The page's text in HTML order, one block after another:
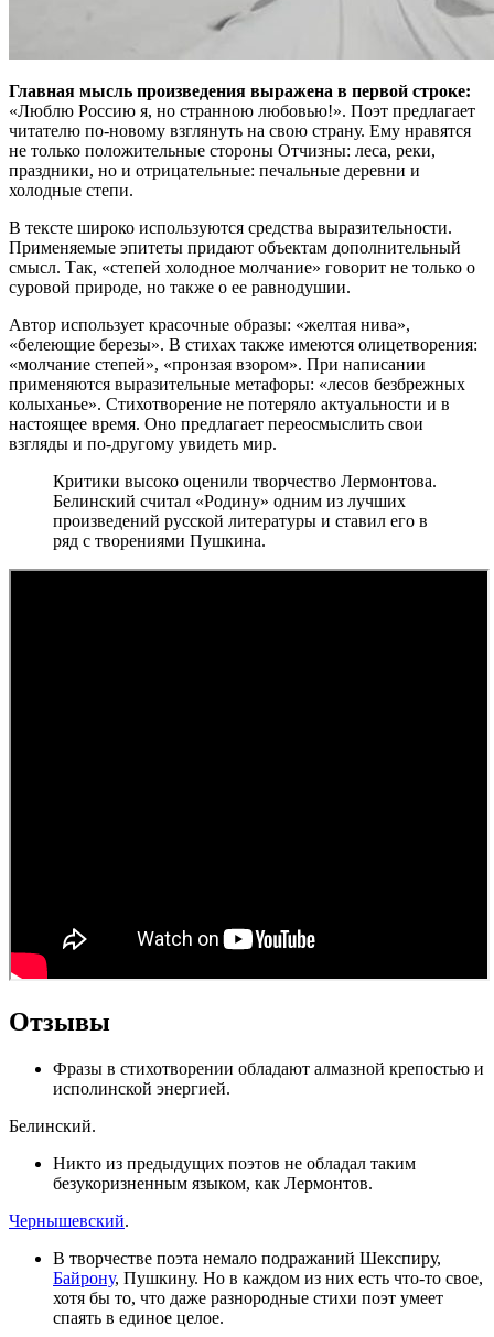
Главная мысль произведения выражена в первой строке:
«Люблю Россию я, но странною любовью!». Поэт предлагает
читателю по-новому взглянуть на свою страну. Ему нравятся
не только положительные стороны Отчизны: леса, реки,
праздники, но и отрицательные: печальные деревни и
холодные степи.
В тексте широко используются средства выразительности.
Применяемые эпитеты придают объектам дополнительный
смысл. Так, «степей холодное молчание» говорит не только о
суровой природе, но также о ее равнодушии.
Автор использует красочные образы: «желтая нива»,
«белеющие березы». В стихах также имеются олицетворения:
«молчание степей», «пронзая взором». При написании
применяются выразительные метафоры: «лесов безбрежных
колыханье». Стихотворение не потеряло актуальности и в
настоящее время. Оно предлагает переосмыслить свои
взгляды и по-другому увидеть мир.
Критики высоко оценили творчество Лермонтова.
Белинский считал «Родину» одним из лучших
произведений русской литературы и ставил его в
ряд с творениями Пушкина.
Отзывы
Фразы в стихотворении обладают алмазной крепостью и
исполинской энергией.
Белинский.
Никто из предыдущих поэтов не обладал таким
безукоризненным языком, как Лермонтов.
Чернышевский.
В творчестве поэта немало подражаний Шекспиру,
Байрону, Пушкину. Но в каждом из них есть что-то свое,
хотя бы то, что даже разнородные стихи поэт умеет
спаять в единое целое.